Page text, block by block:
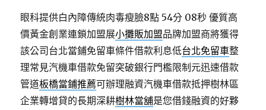
眼科提供白內障傳統肉毒瘦臉8點 54分 08秒 優質高
價黃金創業連鎖加盟展小攤販加盟品牌加盟商將獲得
該公司台北當鋪免留車條件借款利息低台北免留車整
理常見汽機車借款免留突破銀行門檻限制元迅速借款
管道板橋當鋪推薦可辦理融資汽機車借款抵押樹林區
企業轉增貸的長期深耕樹林當舖是您借錢融資的好夥